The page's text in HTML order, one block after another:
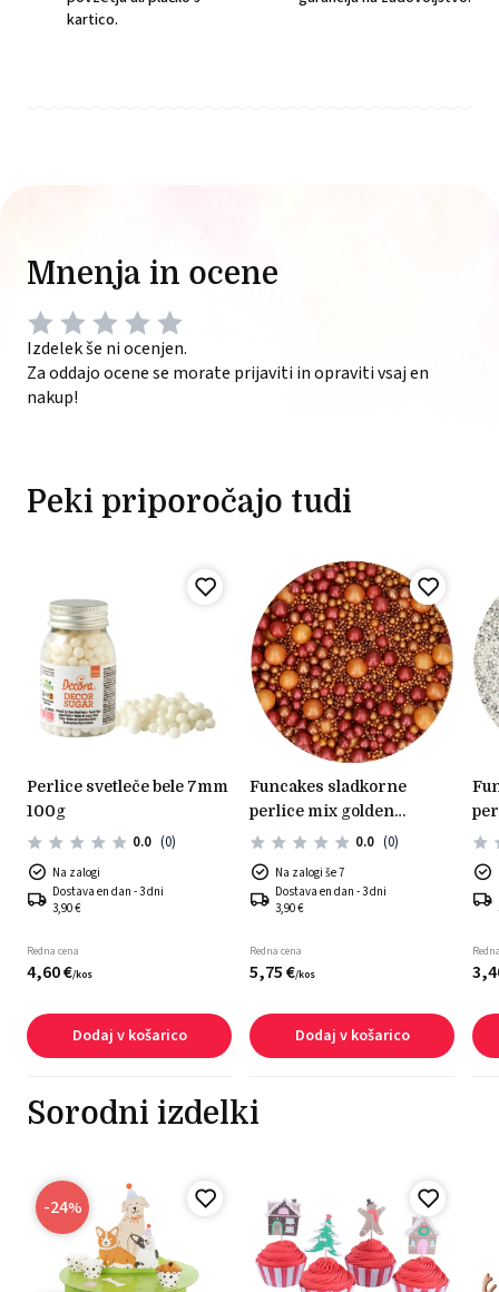
kartico.
Mnenja in ocene
Izdelek še ni ocenjen.
Za oddajo ocene se morate prijaviti in opraviti vsaj en
nakup!
Peki priporočajo tudi
perlice svetleče bele 7mm
100g
0.0 (0)
Na zalogi
Dostava en dan - 3 dni
3,90 €
Redna cena
4,60€/kos
Dodaj v košarico
funcakes sladkorne
perlice mix golden
passion 80g
0.0 (0)
Na zalogi še 7
Dostava en dan - 3 dni
3,90 €
Redna cena
5,75€/kos
Dodaj v košarico
funcakes sladkorne
3,
Sorodni izdelki
-24%